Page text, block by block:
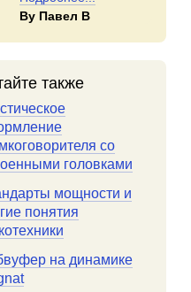
By Павел В
также
со
головками
мощности и
понятия
на динамике